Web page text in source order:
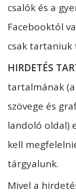
csalók és a
Facebooktól
csak tartaniuk
HIRDETÉS
tartalmának
szövege és
landoló oldal)
kell
tárgyalunk.
Mivel a